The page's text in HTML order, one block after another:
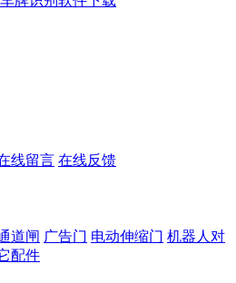
线留言 在线反馈
道闸 广告门 电动伸缩门 机器人对
配件